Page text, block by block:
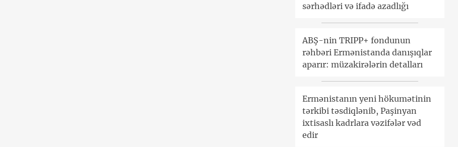
sərhədləri və ifadə azadlığı
ABŞ-nin TRIPP+ fondunun
rəhbəri Ermənistanda danışıqlar
aparır: müzakirələrin detalları
Ermənistanın yeni hökumətinin
tərkibi təsdiqlənib, Paşinyan
ixtisaslı kadrlara vəzifələr vəd
edir